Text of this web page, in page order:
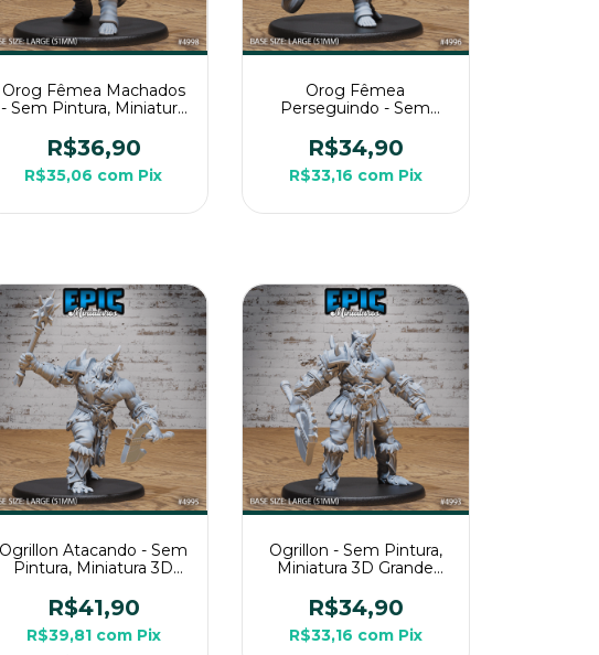
Orog Fêmea Machados
- Sem Pintura, Miniatura
Mesa
R$36,90
R$35,06 com Pix
Orog Fêmea
Perseguindo - Sem
Grande Para RPG de
Mesa
R$34,90
R$33,16 com Pix
Ogrillon Atacando - Sem
Pintura, Miniatura 3D
Mesa
R$41,90
R$39,81 com Pix
Ogrillon - Sem Pintura,
Miniatura 3D Grande
R$34,90
R$33,16 com Pix